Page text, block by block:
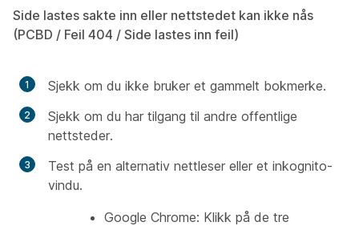
Side lastes sakte inn eller nettstedet kan ikke nås
(PCBD / Feil 404 / Side lastes inn feil)
Sjekk om du ikke bruker et gammelt bokmerke.
Sjekk om du har tilgang til andre offentlige
nettsteder.
Test på en alternativ nettleser eller et inkognito-
vindu.
Google Chrome: Klikk på de tre